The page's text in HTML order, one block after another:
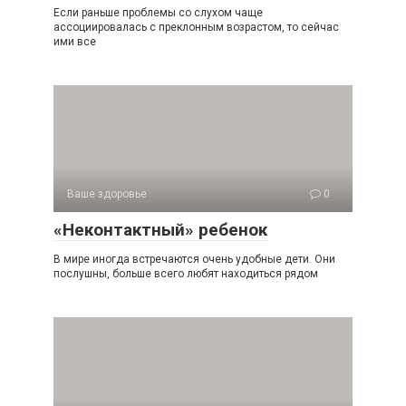
Если раньше проблемы со слухом чаще
ассоциировалась с преклонным возрастом, то сейчас
ими все
Ваше здоровье 0
«Неконтактный» ребенок
В мире иногда встречаются очень удобные дети. Они
послушны, больше всего любят находиться рядом